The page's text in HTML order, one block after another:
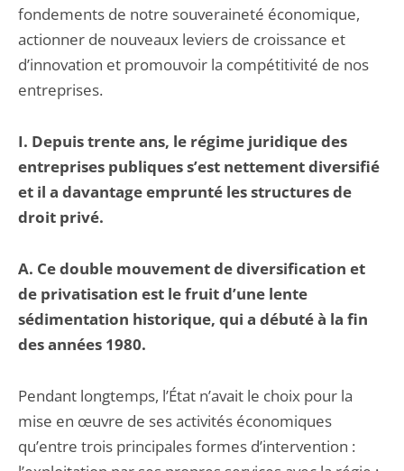
fondements de notre souveraineté économique,
actionner de nouveaux leviers de croissance et
d’innovation et promouvoir la compétitivité de nos
entreprises.
I. Depuis trente ans, le régime juridique des
entreprises publiques s’est nettement diversifié
et il a davantage emprunté les structures de
droit privé.
A. Ce double mouvement de diversification et
de privatisation est le fruit d’une lente
sédimentation historique, qui a débuté à la fin
des années 1980.
Pendant longtemps, l’État n’avait le choix pour la
mise en œuvre de ses activités économiques
qu’entre trois principales formes d’intervention :